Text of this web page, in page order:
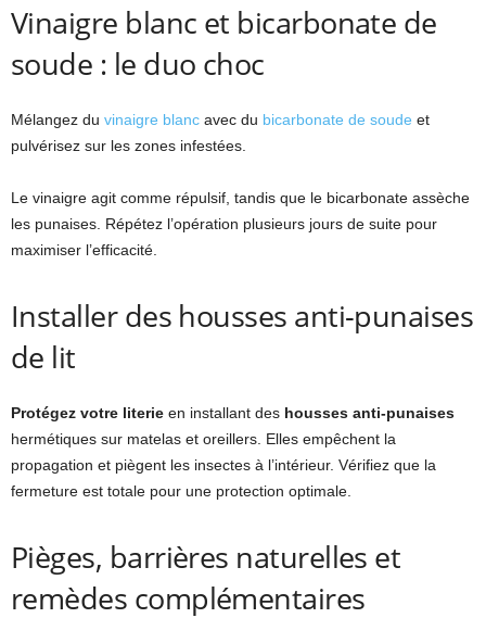
Vinaigre blanc et bicarbonate de
soude : le duo choc
Mélangez du vinaigre blanc avec du bicarbonate de soude et
pulvérisez sur les zones infestées.
Le vinaigre agit comme répulsif, tandis que le bicarbonate assèche
les punaises. Répétez l’opération plusieurs jours de suite pour
maximiser l’efficacité.
Installer des housses anti-punaises
de lit
Protégez votre literie en installant des housses anti-punaises
hermétiques sur matelas et oreillers. Elles empêchent la
propagation et piègent les insectes à l’intérieur. Vérifiez que la
fermeture est totale pour une protection optimale.
Pièges, barrières naturelles et
remèdes complémentaires